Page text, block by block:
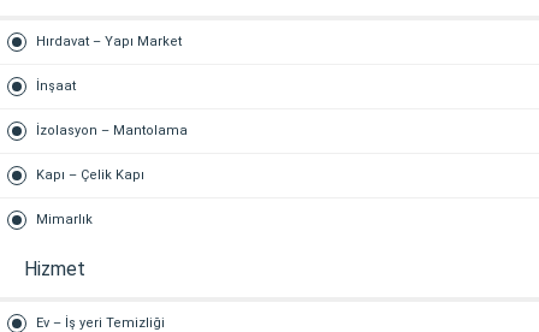
Hırdavat – Yapı Market
İnşaat
İzolasyon – Mantolama
Kapı – Çelik Kapı
Mimarlık
Hizmet
Ev – İş yeri Temizliği